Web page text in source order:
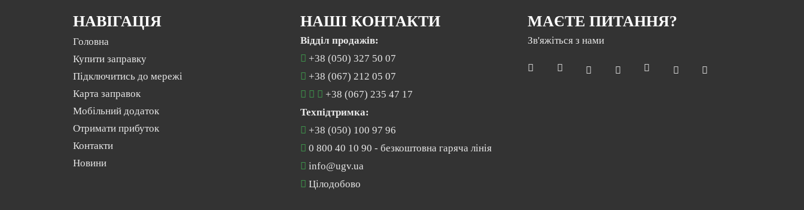
НАВІГАЦІЯ
Головна
Купити заправку
Підключитись до мережі
Карта заправок
Мобільний додаток
Отримати прибуток
Контакти
Новини
НАШІ КОНТАКТИ
Відділ продажів:
+38 (050) 327 50 07
+38 (067) 212 05 07
+38 (067) 235 47 17
Техпідтримка:
+38 (050) 100 97 96
0 800 40 10 90 - безкоштовна гаряча лінія
info@ugv.ua
Цілодобово
МАЄТЕ ПИТАННЯ?
Зв'яжіться з нами